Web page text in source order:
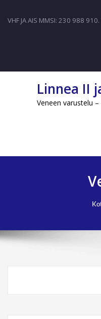
VHF JA AIS MMSI: 230 988 910.
Linnea II
Veneen varustelu